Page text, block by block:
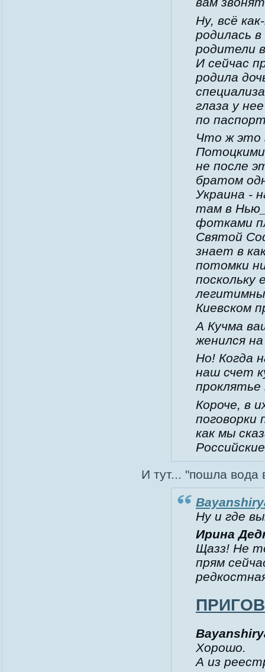
Ну, всё
родилась
родители
И сейчас
родила
глаза у
по
Что ж это
не после
братом
Украина -
там в
фотками
Святой
знает в
потомки
поскольку
Киевском
А Кучма
женился
Но! Когда
наш счет
Короче, в
поговорки
как мы
И тут... "пошла вода
Ну и где
Ирина
Щазз! Не
прям
Хорошо.
А из